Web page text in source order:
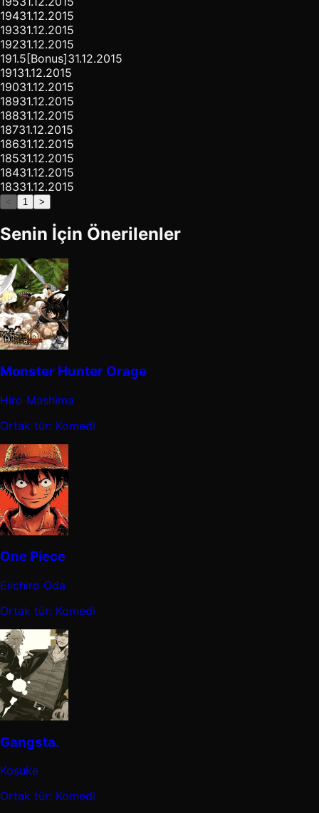
19431.12.2015
19331.12.2015
19231.12.2015
191.5 [Bonus]31.12.2015
19131.12.2015
19031.12.2015
18931.12.2015
18831.12.2015
18731.12.2015
18631.12.2015
18531.12.2015
18431.12.2015
18331.12.2015
< 1 >
Senin İçin Önerilenler
Monster Hunter Orage
Hiro Mashima
Ortak tür: Komedi
One Piece
Eiichiro Oda
Ortak tür: Komedi
Gangsta.
Kosuke
Ortak tür: Komedi